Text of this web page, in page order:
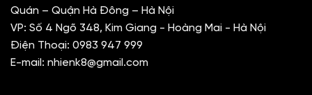
Quán – Quận Hà Đông – Hà Nội
VP: Số 4 Ngõ 348, Kim Giang - Hoàng Mai - Hà Nội
Điện Thoại: 0983 947 999
E-mail: nhienk8@gmail.com